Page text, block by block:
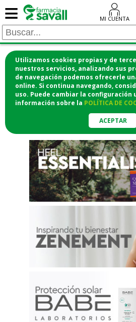
Utilizamos cookies propias y de
nuestros servicios, analizando sus
de navegación podemos ofrecerle
online. Si continua navegando,
uso. Puede cambiar la configuración
información sobre la POLÍTICA DE
ACEPTAR
≡ MI CUENTA
¡COMPRA
DESDE CASA Y
FARMACIA!o si lo
a casa